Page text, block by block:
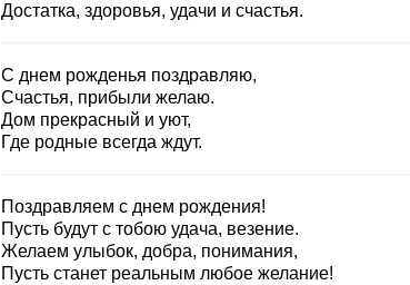
Достатка, здоровья, удачи и счастья.
С днем рожденья поздравляю,
Счастья, прибыли желаю.
Дом прекрасный и уют,
Где родные всегда ждут.
Поздравляем с днем рождения!
Пусть будут с тобою удача, везение.
Желаем улыбок, добра, понимания,
Пусть станет реальным любое желание!